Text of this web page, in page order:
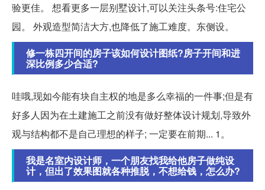
验更佳。 想看更多一层别墅设计,可以关注头条号:住宅公
园。 外观造型简洁大方,也降低了施工难度。东侧设。
修一栋四开间的房子该如何设计图纸?房子开间和进
深比例多少合适?
哇哦,现如今能有块自主权的地是多么幸福的一件事;但是有
好多人因为在土建施工之前没有做好整体设计规划,导致外
观与结构都不是自己理想的样子; 一定要在前期... 1。
我是名室内设计师，一个朋友找我给他房子做纯设
计，但出了效果图就各种推脱，不想给钱，怎么办?